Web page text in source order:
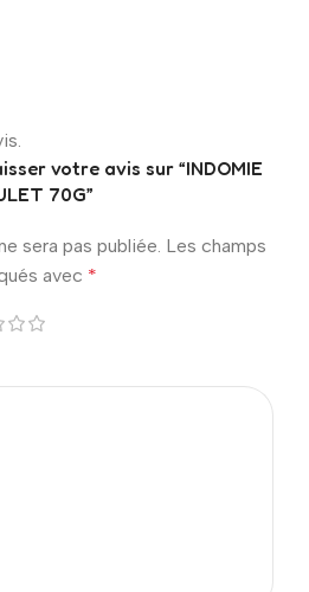
votre avis sur “INDOMIE
70G”
sera pas publiée. Les champs
avec *